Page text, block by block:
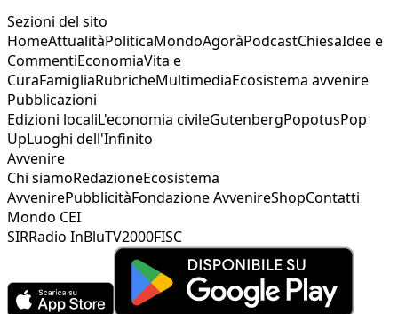
Sezioni del sito
HomeAttualitàPoliticaMondoAgoràPodcastChiesaIdee e
CommentiEconomiaVita e
CuraFamigliaRubricheMultimediaEcosistema avvenire
Pubblicazioni
Edizioni localiL'economia civileGutenbergPopotusPop
UpLuoghi dell'Infinito
Avvenire
Chi siamoRedazioneEcosistema
AvvenirePubblicitàFondazione AvvenireShopContatti
Mondo CEI
SIRRadio InBluTV2000FISC